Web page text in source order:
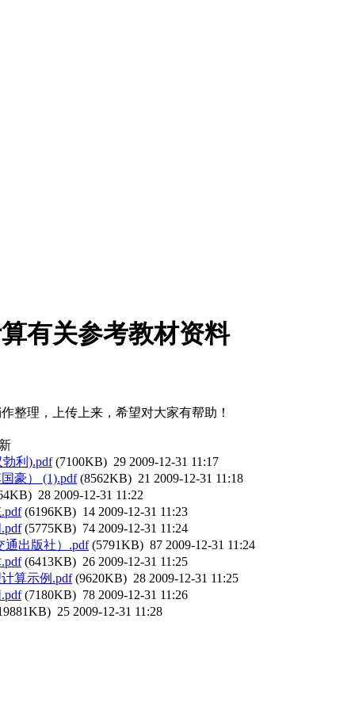
有关参考教材资料
整理，上传上来，希望对大家有帮助！
利).pdf(7100KB) 29 2009-12-31 11:17
豪） (1).pdf(8562KB) 21 2009-12-31 11:18
28 2009-12-31 11:22
(6196KB) 14 2009-12-31 11:23
(5775KB) 74 2009-12-31 11:24
通出版社）.pdf(5791KB) 87 2009-12-31 11:24
(6413KB) 26 2009-12-31 11:25
算示例.pdf(9620KB) 28 2009-12-31 11:25
(7180KB) 78 2009-12-31 11:26
25 2009-12-31 11:28